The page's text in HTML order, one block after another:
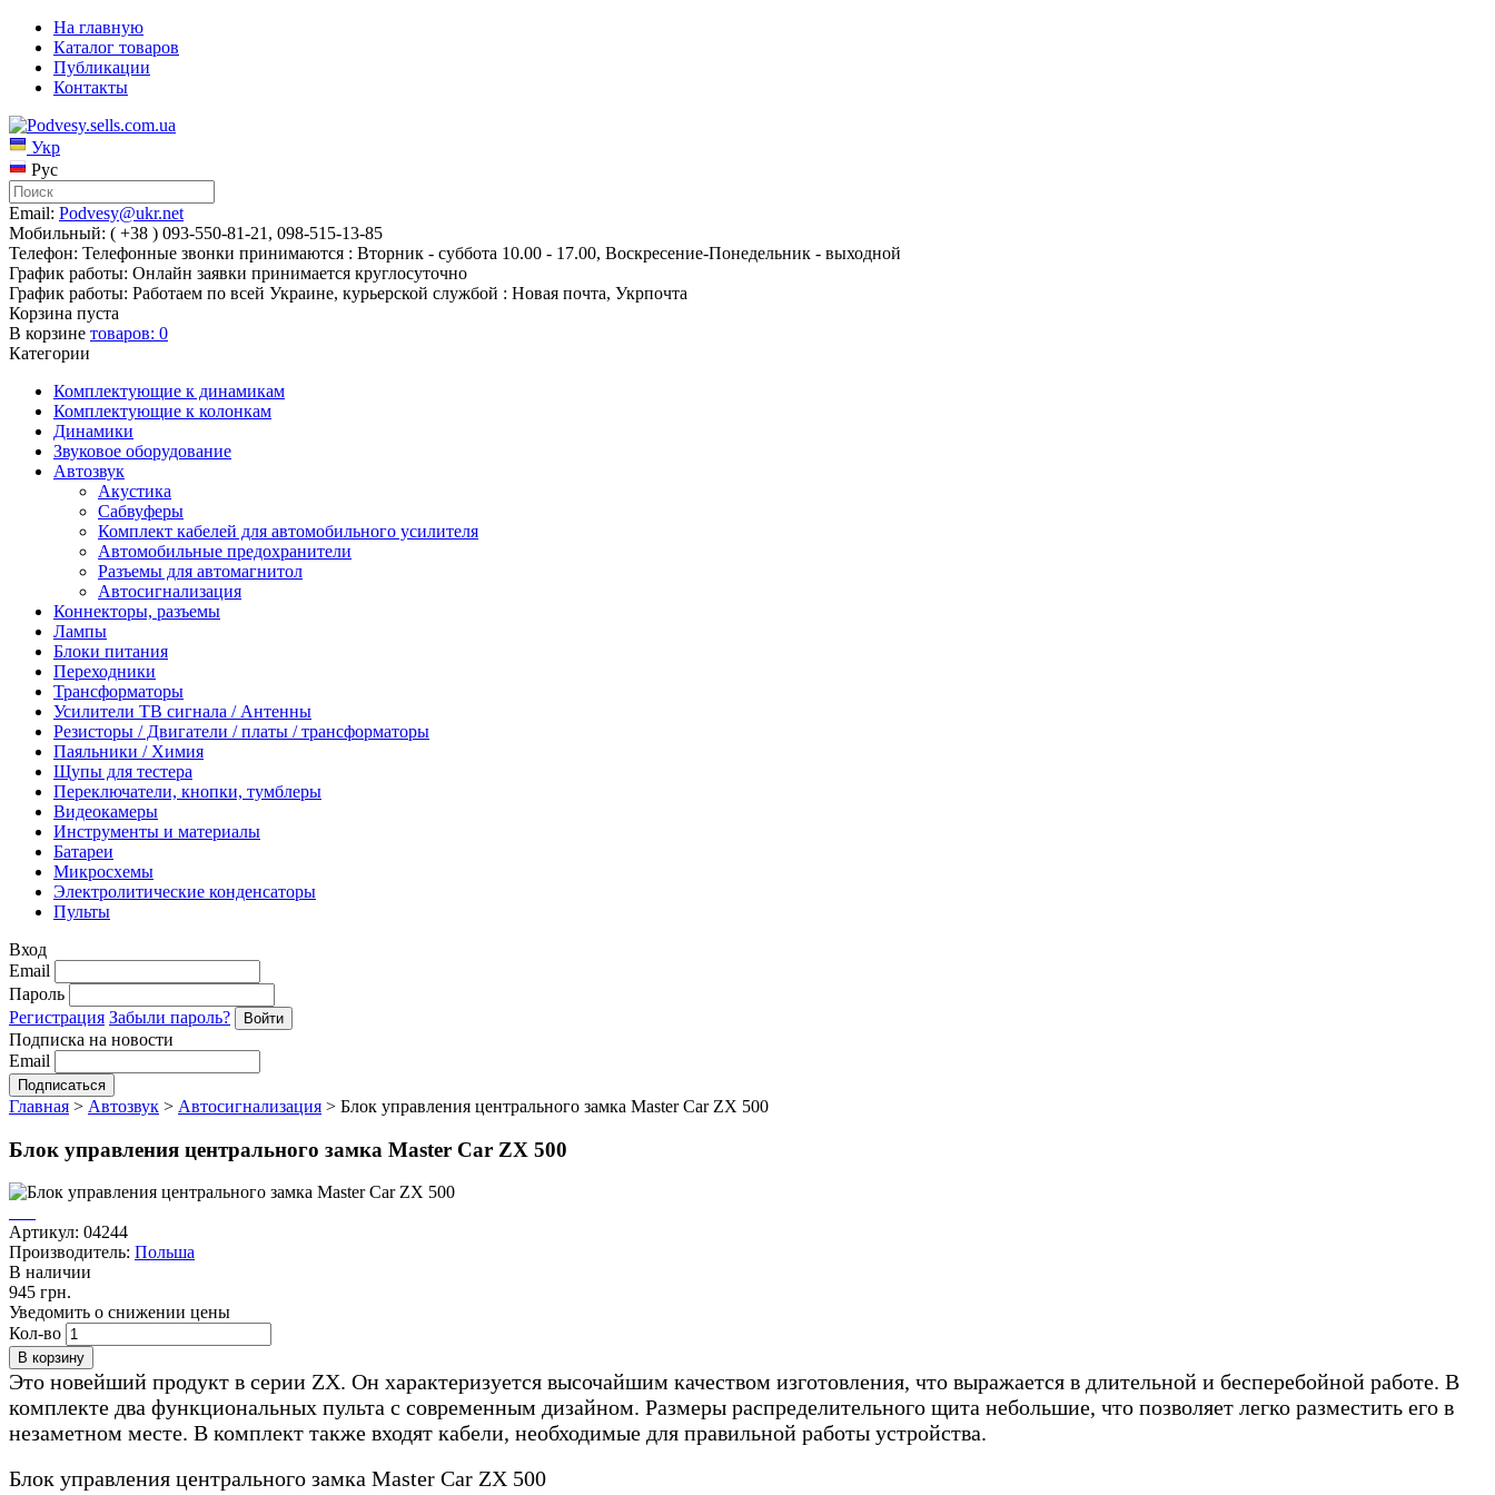
На главную
Каталог товаров
Публикации
Контакты
Укр
Рус
Email: Podvesy@ukr.net
Мобильный: ( +38 ) 093-550-81-21, 098-515-13-85
Телефон: Телефонные звонки принимаются : Вторник - суббота 10.00 - 17.00, Воскресение-Понедельник - выходной
График работы: Онлайн заявки принимается круглосуточно
График работы: Работаем по всей Украине, курьерской службой : Новая почта, Укрпочта
Корзина пуста
В корзине товаров: 0
Категории
Комплектующие к динамикам
Комплектующие к колонкам
Динамики
Звуковое оборудование
Автозвук
Акустика
Сабвуферы
Комплект кабелей для автомобильного усилителя
Автомобильные предохранители
Разъемы для автомагнитол
Автосигнализация
Коннекторы, разъемы
Лампы
Блоки питания
Переходники
Трансформаторы
Усилители ТВ сигнала / Антенны
Резисторы / Двигатели / платы / трансформаторы
Паяльники / Химия
Щупы для тестера
Переключатели, кнопки, тумблеры
Видеокамеры
Инструменты и материалы
Батареи
Микросхемы
Электролитические конденсаторы
Пульты
Вход
Email
Пароль
Регистрация Забыли пароль?
Подписка на новости
Email
Главная > Автозвук > Автосигнализация > Блок управления центрального замка Master Car ZX 500
Блок управления центрального замка Master Car ZX 500
Артикул: 04244
Производитель: Польша
В наличии
945 грн.
Уведомить о снижении цены
Кол-во
Это новейший продукт в серии ZX. Он характеризуется высочайшим качеством изготовления, что выражается в длительной и бесперебойной работе. В
комплекте два функциональных пульта с современным дизайном. Размеры распределительного щита небольшие, что позволяет легко разместить его в
незаметном месте. В комплект также входят кабели, необходимые для правильной работы устройства.
Блок управления центрального замка Master Car ZX 500